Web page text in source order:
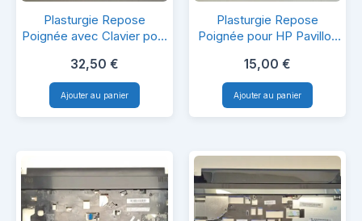
Plasturgie
Repose
Poignée
avec
Clavier
Q144
Plasturgie Repose
Poignée avec Clavier pour
32,50 €
Ajouter au panier
Plasturgie
Repose
Poignée
pour
HP
dv6
Plasturgie Repose
Poignée pour HP Pavillon
15,00 €
Ajouter au panier